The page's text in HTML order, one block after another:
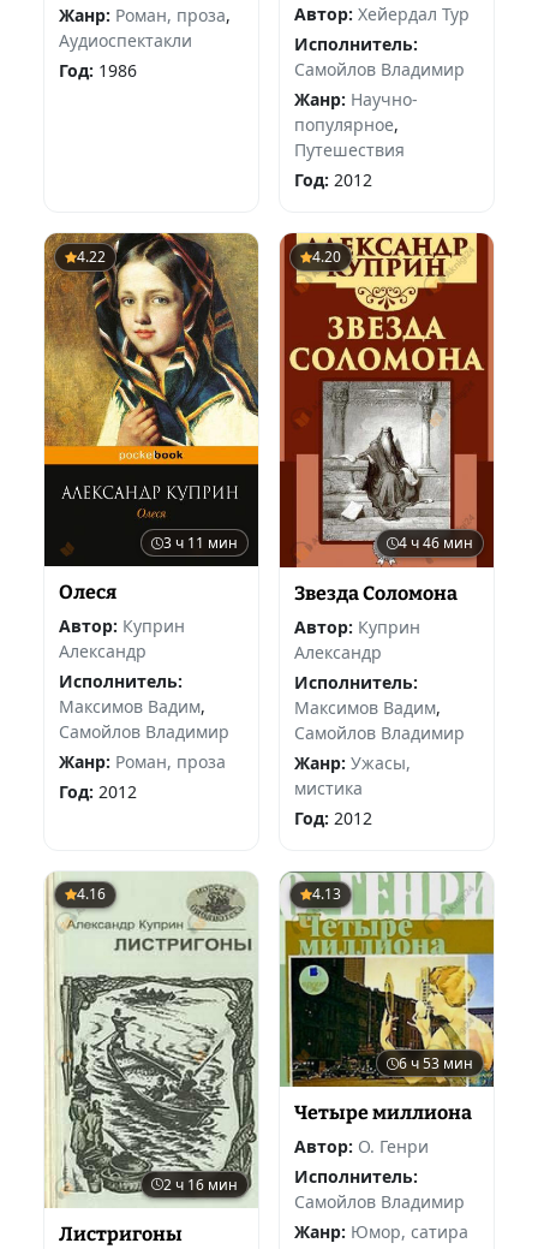
Жанр: Роман, проза,
Аудиоспектакли
Год: 1986
Автор: Хейердал Тур
Исполнитель:
Самойлов Владимир
Жанр: Научно-
популярное,
Путешествия
Год: 2012
4.22
3 ч 11 мин
Олеся
Автор: Куприн
Александр
Исполнитель:
Максимов Вадим,
Самойлов Владимир
Жанр: Роман, проза
Год: 2012
4.20
4 ч 46 мин
Звезда Соломона
Автор: Куприн
Александр
Исполнитель:
Максимов Вадим,
Самойлов Владимир
Жанр: Ужасы,
мистика
Год: 2012
4.16
2 ч 16 мин
Листригоны
4.13
6 ч 53 мин
Четыре миллиона
Автор: О. Генри
Исполнитель:
Самойлов Владимир
Жанр: Юмор, сатира